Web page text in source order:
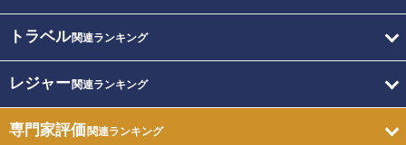
トラベル関連ランキング
レジャー関連ランキング
専門家評価関連ランキング